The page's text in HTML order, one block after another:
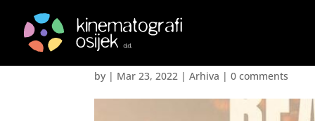
Ljepota različitosti –
by | Mar 23, 2022 |Arhiva |0 comments